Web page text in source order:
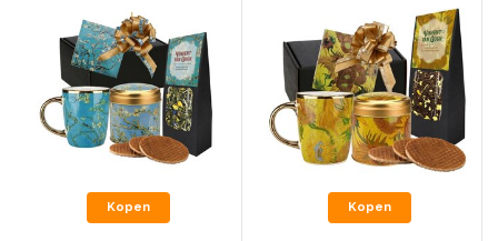
Kopen Kopen